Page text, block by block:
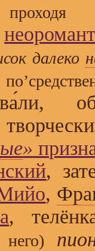
далеко
»
,
,
,
него)